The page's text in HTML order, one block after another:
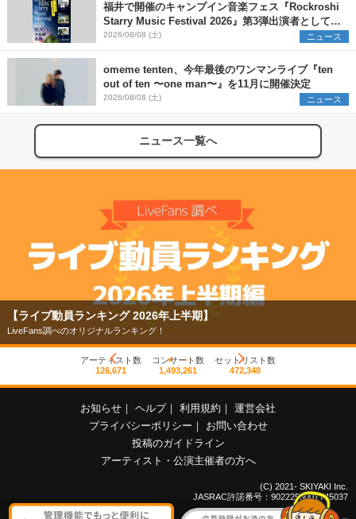
福井で開催のキャンプイン音楽フェス『Rockroshi
Starry Music Festival 2026』第3弾出演者として
SCOOBIE DO、かりゆし58、Reiを発表
2026/08/08 (土) ニュース
omeme tenten、今年最後のワンマンライブ『ten
out of ten 〜one man〜』を11月に開催決定
2026/08/08 (土) ニュース
ニュース一覧へ
【ライブ動員ランキング 2026年上半期】
LiveFans調べのオリジナルランキング！
アーティスト数
126,671
コンサート数
1,493,261
セットリスト数
472,348
お知らせ ｜ ヘルプ｜ 利用規約 ｜ 運営会社
プライバシーポリシー ｜
お問い合わせ
投稿のガイドライン
アーティスト・公演主催者の方へ
(C) 2021- SKIYAKI Inc.
JASRAC許諾番号：9022255001Y45037